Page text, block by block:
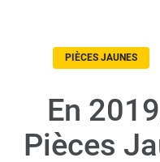
Nous soutenir
Donateurs
Legs
PIÈCES JAUNES
En
Pièces